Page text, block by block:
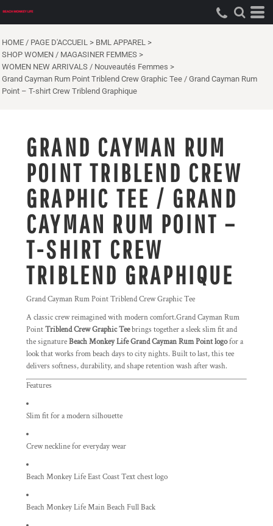
HOME / PAGE D'ACCUEIL > BML APPAREL >
SHOP WOMEN / MAGASINER FEMMES >
WOMEN NEW ARRIVALS / Nouveautés Femmes >
Grand Cayman Rum Point Triblend Crew Graphic Tee / Grand Cayman Rum
Point – T-shirt Crew Triblend Graphique
GRAND CAYMAN RUM
POINT TRIBLEND CREW
GRAPHIC TEE / GRAND
CAYMAN RUM POINT –
T-SHIRT CREW
TRIBLEND GRAPHIQUE
Grand Cayman Rum Point Triblend Crew Graphic Tee
A classic crew reimagined with modern comfort.Grand Cayman Rum
PointTriblend Crew Graphic Teebrings together a sleek slim fit and
the signatureBeach Monkey Life Grand Cayman Rum Point logofor a
look that works from beach days to city nights. Built to last, this tee
delivers softness, durability, and shape retention wash after wash.
Features
Slim fit for a modern silhouette
Crew neckline for everyday wear
Beach Monkey Life East Coast Text chest logo
Beach Monkey Life Main Beach Full Back